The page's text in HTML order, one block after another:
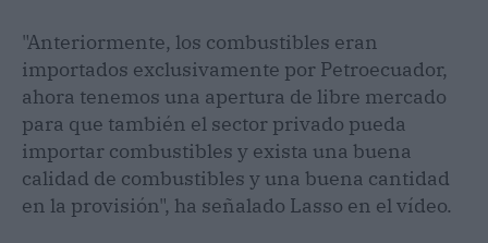
"Anteriormente, los combustibles eran
importados exclusivamente por Petroecuador,
ahora tenemos una apertura de libre mercado
para que también el sector privado pueda
importar combustibles y exista una buena
calidad de combustibles y una buena cantidad
en la provisión", ha señalado Lasso en el vídeo.